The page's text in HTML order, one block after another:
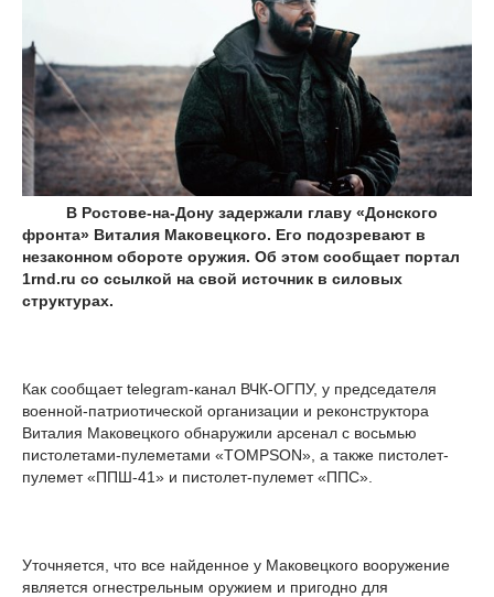
В Ростове-на-Дону задержали главу «Донского
фронта» Виталия Маковецкого. Его подозревают в
незаконном обороте оружия. Об этом сообщает портал
1rnd.ru со ссылкой на свой источник в силовых
структурах.
Как сообщает telegram-канал ВЧК-ОГПУ, у председателя
военной-патриотической организации и реконструктора
Виталия Маковецкого обнаружили арсенал с восьмью
пистолетами-пулеметами «TOMPSON», а также пистолет-
пулемет «ППШ-41» и пистолет-пулемет «ППС».
Уточняется, что все найденное у Маковецкого вооружение
является огнестрельным оружием и пригодно для